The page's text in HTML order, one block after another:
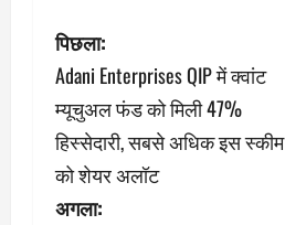
पो
स्ट
ने
वि
पिछला:
Adani Enterprises QIP में क्वांट
म्यूचुअल फंड को मिली 47%
हिस्सेदारी, सबसे अधिक इस स्कीम
को शेयर अलॉट
अगला: